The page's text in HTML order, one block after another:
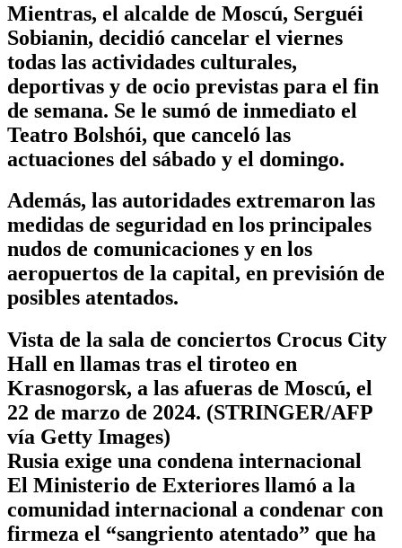
Mientras, el alcalde de Moscú, Serguéi
Sobianin, decidió cancelar el viernes
todas las actividades culturales,
deportivas y de ocio previstas para el fin
de semana. Se le sumó de inmediato el
Teatro Bolshói, que canceló las
actuaciones del sábado y el domingo.
Además, las autoridades extremaron las
medidas de seguridad en los principales
nudos de comunicaciones y en los
aeropuertos de la capital, en previsión de
posibles atentados.
Vista de la sala de conciertos Crocus City
Hall en llamas tras el tiroteo en
Krasnogorsk, a las afueras de Moscú, el
22 de marzo de 2024. (STRINGER/AFP
vía Getty Images)
Rusia exige una condena internacional
El Ministerio de Exteriores llamó a la
comunidad internacional a condenar con
firmeza el “sangriento atentado” que ha